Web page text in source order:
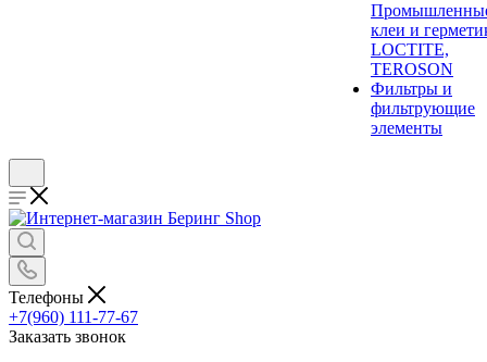
клеи и
LOCTITE,
TEROSON
Фильтры и
фильтрующие
элементы
Телефоны
+7(960) 111-77-67
Заказать звонок